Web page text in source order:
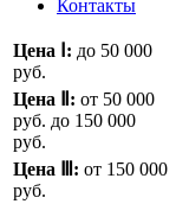
Контакты
Цена Ⅰ: до 50 000
руб.
Цена Ⅱ: от 50 000
руб. до 150 000
руб.
Цена Ⅲ: от 150 000
руб.